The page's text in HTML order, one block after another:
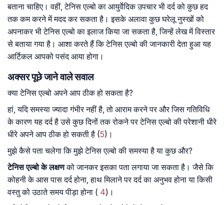
बताना चाहिए। वहीं, टेनिस एल्बो का आयुर्वेदिक उपचार भी दर्द को कुछ हद
तक कम करने में मदद कर सकता है। इसके अलावा कुछ घरेलू नुस्खों को
अपनाकर भी टेनिस एल्बो का इलाज किया जा सकता है, जिन्हें लेख में विस्तार
से बताया गया है। आशा करते हैं कि टेनिस एल्बो की जानकारी देता हुआ यह
आर्टिकल आपको पसंद आया होगा।
अक्सर पूछे जाने वाले सवाल
क्या टेनिस एल्बो अपने आप ठीक हो सकता है?
हां, यदि समस्या ज्यादा गंभीर नहीं है, तो आराम करने पर और जिस गतिविधि
के कारण यह दर्द है उसे कुछ दिनों तक रोकने पर टेनिस एल्बो की परेशानी धीरे
धीरे अपने आप ठीक हो सकती है (5)।
मुझे कैसे पता चलेगा कि मुझे टेनिस एल्बो की समस्या है या कुछ और?
टेनिस एल्बो के लक्षणको जानकर इसका पता लगाया जा सकता है। जैसे कि
कोहनी के आस पास दर्द होना, हाथ मिलाने पर दर्द का अनुभव होना या किसी
वस्तु को उठाते समय पीड़ा होना ( 4)।